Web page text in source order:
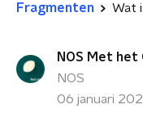
Fragmenten
NOS Met het
NOS
06 januari